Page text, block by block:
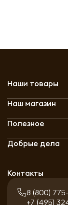
Наши товары
Наш магазин
Полезное
Добрые дела
Контакты
8 (800)
+7 (495)